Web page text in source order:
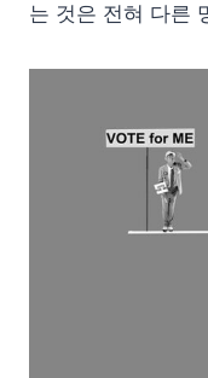
는 것은 전혀 다른